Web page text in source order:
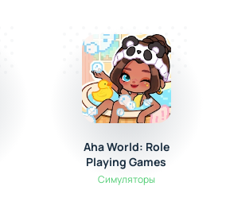
Aha World: Role
Playing Games
Симуляторы